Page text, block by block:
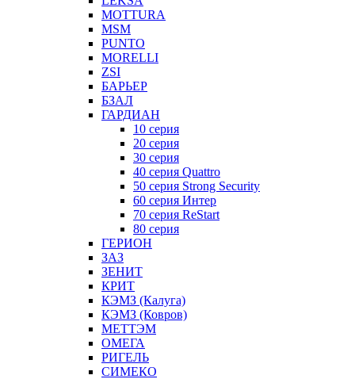
MOTTURA
MSM
PUNTO
MORELLI
ZSI
БАРЬЕР
БЗАЛ
ГАРДИАН
10 серия
20 серия
30 серия
40 серия Quattro
50 серия Strong Security
60 серия Интер
70 серия ReStart
80 серия
ГЕРИОН
ЗАЗ
ЗЕНИТ
КРИТ
КЭМЗ (Калуга)
КЭМЗ (Ковров)
МЕТТЭМ
ОМЕГА
РИГЕЛЬ
СИМЕКО